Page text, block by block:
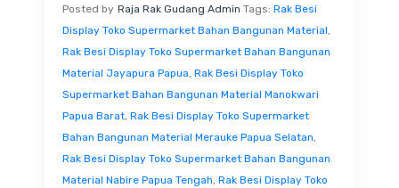
Posted by Raja Rak Gudang Admin Tags: Rak Besi
Display Toko Supermarket Bahan Bangunan Material,
Rak Besi Display Toko Supermarket Bahan Bangunan
Material Jayapura Papua, Rak Besi Display Toko
Supermarket Bahan Bangunan Material Manokwari
Papua Barat, Rak Besi Display Toko Supermarket
Bahan Bangunan Material Merauke Papua Selatan,
Rak Besi Display Toko Supermarket Bahan Bangunan
Material Nabire Papua Tengah, Rak Besi Display Toko